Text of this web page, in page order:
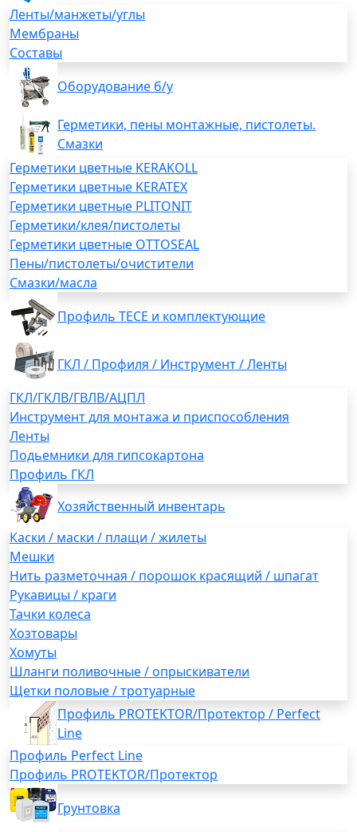
Ленты/манжеты/углы
Мембраны
Составы
Оборудование б/у
Герметики, пены монтажные, пистолеты.
Смазки
Герметики цветные KERAKOLL
Герметики цветные KERATEX
Герметики цветные PLITONIT
Герметики/клея/пистолеты
Герметики цветные OTTOSEAL
Пены/пистолеты/очистители
Смазки/масла
Профиль TECE и комплектующие
ГКЛ / Профиля / Инструмент / Ленты
ГКЛ/ГКЛВ/ГВЛВ/АЦПЛ
Инструмент для монтажа и приспособления
Ленты
Подьемники для гипсокартона
Профиль ГКЛ
Хозяйственный инвентарь
Каски / маски / плащи / жилеты
Мешки
Нить разметочная / порошок красящий / шпагат
Рукавицы / краги
Тачки колеса
Хозтовары
Хомуты
Шланги поливочные / опрыскиватели
Щетки половые / тротуарные
Профиль PROTEKTOR/Протектор / Perfect
Line
Профиль Perfect Line
Профиль PROTEKTOR/Протектор
Грунтовка